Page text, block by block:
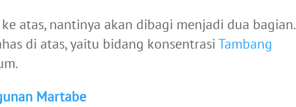
atas, nantinya akan dibagi menjadi dua bagian.
di atas, yaitu bidang konsentrasiTambang
Martabe